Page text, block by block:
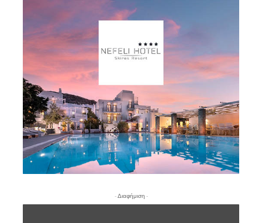
- Διαφήμιση -